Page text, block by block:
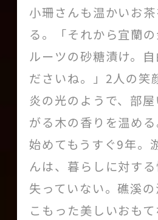
小珊さんも温かいお
る。「それから宜蘭
ルーツの砂糖漬け。自
ださいね。」2人の笑
炎の光のようで、部
がる木の香りを温め
始めてもうすぐ9年。
んは、暮らしに対す
失っていない。礁溪
こもった美しいおも